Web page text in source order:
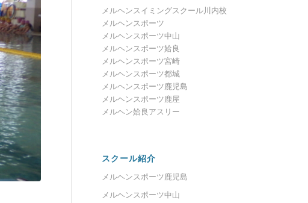
メルヘンスイミングスクール川内校
メルヘンスポーツ
メルヘンスポーツ中山
メルヘンスポーツ姶良
メルヘンスポーツ宮崎
メルヘンスポーツ都城
メルヘンスポーツ鹿児島
メルヘンスポーツ鹿屋
メルヘン姶良アスリー
スクール紹介
メルヘンスポーツ鹿児島
メルヘンスポーツ中山